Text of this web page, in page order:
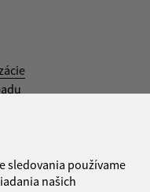
sledovania používame
našich